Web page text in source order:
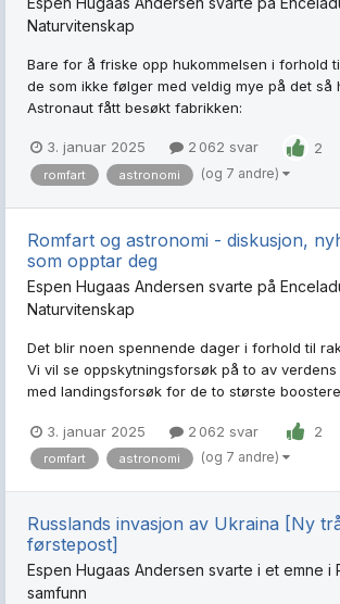
Naturvitenskap
Bare for å friske opp hukommelsen i forhold
de som ikke følger med veldig mye på det så
Astronaut fått besøkt fabrikken:
3. januar 2025 2 062 svar 2
romfart astronomi (og 7 andre)
Romfart og astronomi - diskusjon,
som opptar deg
Espen Hugaas Andersen svarte på
Naturvitenskap
Det blir noen spennende dager i forhold til
Vi vil se oppskytningsforsøk på to av
med landingsforsøk for de to største
3. januar 2025 2 062 svar 2
romfart astronomi (og 7 andre)
Russlands invasjon av Ukraina [Ny
førstepost]
Espen Hugaas Andersen svarte i et emne i
samfunn